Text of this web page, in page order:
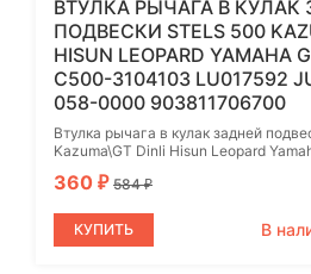
ВТУЛКА РЫЧАГА В КУЛАК
ПОДВЕСКИ STELS 500
HISUN LEOPARD YAMAHA
C500-3104103 LU017592
058-0000 903811706700
Втулка рычага в кулак задней
Kazuma\GT Dinli Hisun Leopard
360 ₽ 584₽
КУПИТЬ В